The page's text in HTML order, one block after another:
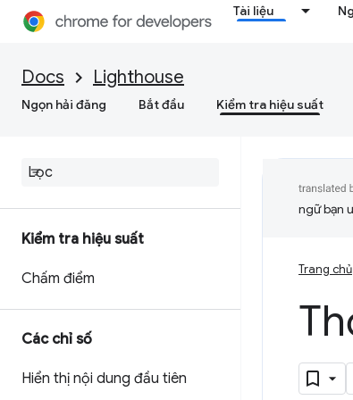
Tài liệu
Docs Lighthouse
Ngọn hải đăng Bắt đầu Kiểm tra hiệu suất
Kiểm tra hiệu suất
Chấm điểm
Các chỉ số
Hiển thị nội dung đầu tiên
ngữ bạn
Trang chủ